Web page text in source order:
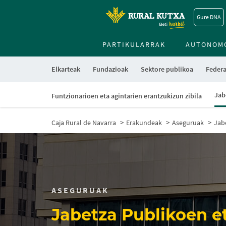
Gure DNA
PARTIKULARRAK
Elkarteak Fundazioak Sektore publikoa
Funtzionarioen eta agintarien erantzukizun zibila
Caja Rural de Navarra Erakundeak Aseguruak
ASEGURUAK
Jabetza Publikoen